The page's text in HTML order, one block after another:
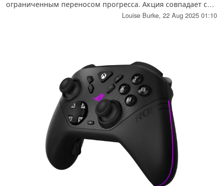
ограниченным переносом прогресса. Акция совпадает с
выставкой Gamescom, на которой компания Funcom
Louise Burke, 22 Aug 2025 01:10